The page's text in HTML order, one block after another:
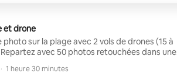
et drone
sur la plage avec 2 vols de drones (15 à
avec 50 photos retouchées dans une
· 1 heure 30 minutes